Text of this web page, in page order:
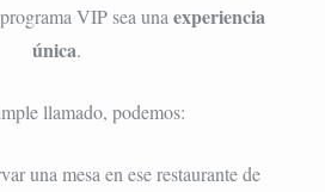
VIP sea unaexperiencia
única.
llamado, podemos:
una mesa en ese restaurante de